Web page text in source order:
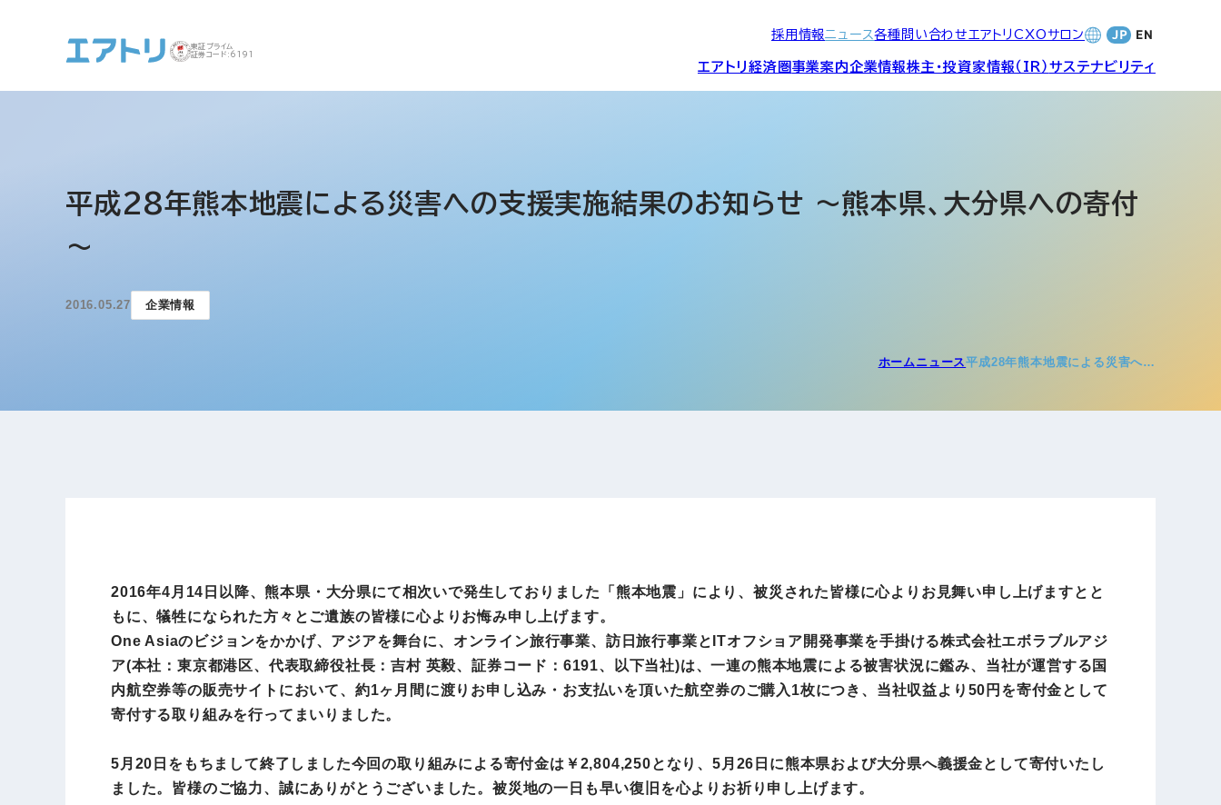
東証プライム
証券コード:6191
採用情報ニュース各種問い合わせ エアトリCXOサロン
エアトリ経済圏 事業案内
ス事業
Wi-Fiレンタル事業
事業
事業
ポータルサイト事業
法人DX推進事業・
ヘルスケア事業
人材ソリューション事業
AIロボット事業
ゴルフライフサポート事
業
外貨自動両替機事業
企業情報
約束/行動指針
プロフィール
株主・投資家情報（IR）
IRお問い合わせ 免責事項 電子公告
サステナビリティ
ップ
スポンサーシップ
ホームニュース平成28年熊本地震による災害へ…
平成28年熊本地震による災害への支援実施結果のお知らせ ～熊本県、大分県への寄付
～
2016.05.27 企業情報
2016年4月14日以降、熊本県・大分県にて相次いで発生しておりました「熊本地震」により、被災された皆様に心よりお見舞い申し上げますとと
もに、犠牲になられた方々とご遺族の皆様に心よりお悔み申し上げます。
One Asiaのビジョンをかかげ、アジアを舞台に、オンライン旅行事業、訪日旅行事業とITオフショア開発事業を手掛ける株式会社エボラブルアジ
ア(本社：東京都港区、代表取締役社長：吉村 英毅、証券コード：6191、以下当社)は、一連の熊本地震による被害状況に鑑み、当社が運営する国
内航空券等の販売サイトにおいて、約1ヶ月間に渡りお申し込み・お支払いを頂いた航空券のご購入1枚につき、当社収益より50円を寄付金として
寄付する取り組みを行ってまいりました。
5月20日をもちまして終了しました今回の取り組みによる寄付金は￥2,804,250となり、5月26日に熊本県および大分県へ義援金として寄付いたし
ました。皆様のご協力、誠にありがとうございました。被災地の一日も早い復旧を心よりお祈り申し上げます。